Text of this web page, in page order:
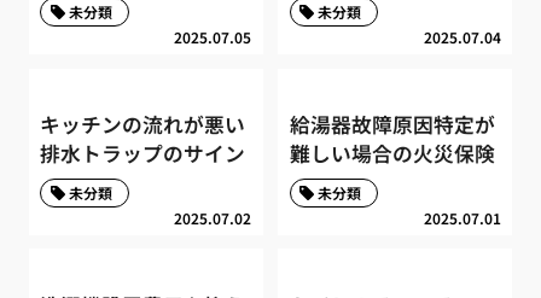
2025.07.05
未分類
2025.07.04
未分類
キッチンの流れが悪い
排水トラップのサイン
2025.07.02
未分類
給湯器故障原因特定が
難しい場合の火災保険
2025.07.01
未分類